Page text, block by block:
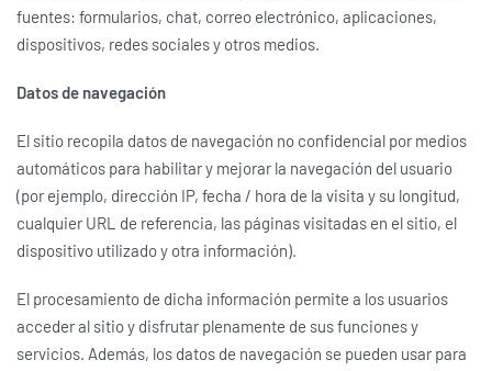
fuentes: formularios, chat, correo electrónico, aplicaciones,
dispositivos, redes sociales y otros medios.
Datos de navegación
El sitio recopila datos de navegación no confidencial por medios
automáticos para habilitar y mejorar la navegación del usuario
(por ejemplo, dirección IP, fecha / hora de la visita y su longitud,
cualquier URL de referencia, las páginas visitadas en el sitio, el
dispositivo utilizado y otra información).
El procesamiento de dicha información permite a los usuarios
acceder al sitio y disfrutar plenamente de sus funciones y
servicios. Además, los datos de navegación se pueden usar para